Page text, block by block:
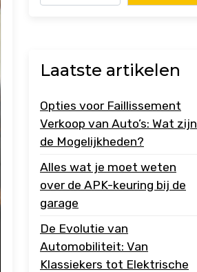
Laatste artikelen
Opties voor Faillissement
Verkoop van Auto’s: Wat zijn
de Mogelijkheden?
Alles wat je moet weten
over de APK-keuring bij de
garage
De Evolutie van
Automobiliteit: Van
Klassiekers tot Elektrische